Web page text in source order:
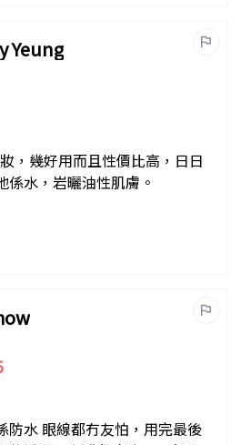
Yeung
，幾好用而且性價比高，日日
係水，岩曬油性肌膚。
防水 眼線都冇友怕，用完最後